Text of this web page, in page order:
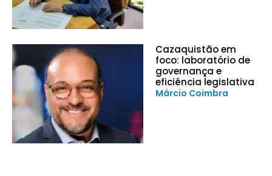
Cazaquistão em
foco: laboratório de
governança e
eficiência legislativa
Márcio Coimbra